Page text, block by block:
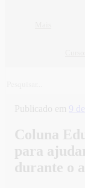
Publicado em 9
Coluna
para
durante o